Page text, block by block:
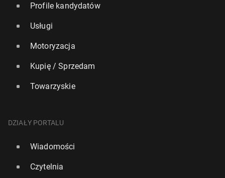
Profile kandydatów
Usługi
Motoryzacja
Kupię / Sprzedam
Towarzyskie
DZIAŁY PORTALU
Wiadomości
Czytelnia